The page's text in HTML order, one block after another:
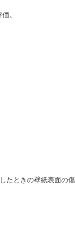
。
ときの壁紙表面の傷